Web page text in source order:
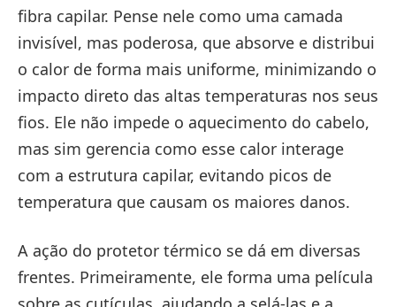
fibra capilar. Pense nele como uma camada
invisível, mas poderosa, que absorve e distribui
o calor de forma mais uniforme, minimizando o
impacto direto das altas temperaturas nos seus
fios. Ele não impede o aquecimento do cabelo,
mas sim gerencia como esse calor interage
com a estrutura capilar, evitando picos de
temperatura que causam os maiores danos.
A ação do protetor térmico se dá em diversas
frentes. Primeiramente, ele forma uma película